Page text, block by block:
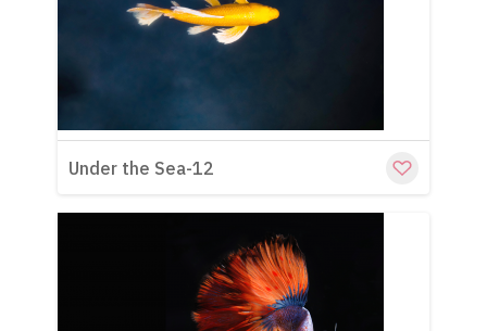
Under the Sea-12